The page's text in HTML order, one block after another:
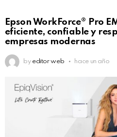
Epson WorkForce® Pro
eficiente, confiable y
empresas modernas
by editor web hace un año